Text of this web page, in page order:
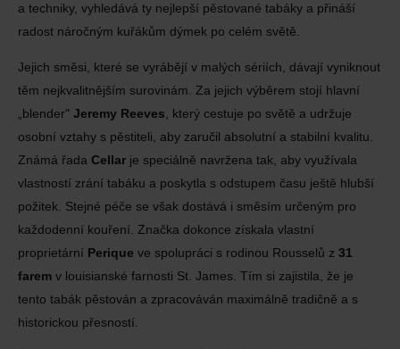
a techniky, vyhledává ty nejlepší pěstované tabáky a přináší
radost náročným kuřákům dýmek po celém světě.
Jejich směsi, které se vyrábějí v malých sériích, dávají vyniknout
těm nejkvalitnějším surovinám. Za jejich výběrem stojí hlavní
„blender" Jeremy Reeves , který cestuje po světě a udržuje
osobní vztahy s pěstiteli, aby zaručil absolutní a stabilní kvalitu.
Známá řada Cellar je speciálně navržena tak, aby využívala
vlastností zrání tabáku a poskytla s odstupem času ještě hlubší
požitek. Stejné péče se však dostává i směsím určeným pro
každodenní kouření. Značka dokonce získala vlastní
proprietární Perique ve spolupráci s rodinou Rousselů z 31
farem v louisianské farnosti St. James. Tím si zajistila, že je
tento tabák pěstován a zpracováván maximálně tradičně a s
historickou přesností.